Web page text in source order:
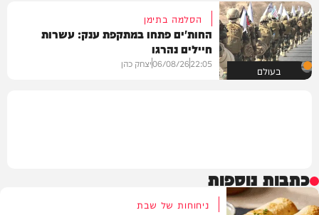
בעולם
הסלמה בתימן
החות'ים פתחו במתקפת ענק: עשרות
חיילים נהרגו
22:05
06/08/26יצחק כהן
כתבות נוספות
ניחוחות של שבת